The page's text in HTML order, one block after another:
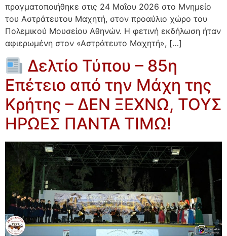
πραγματοποιήθηκε στις 24 Μαΐου 2026 στο Μνημείο
του Αστράτευτου Μαχητή, στον προαύλιο χώρο του
Πολεμικού Μουσείου Αθηνών. Η φετινή εκδήλωση ήταν
αφιερωμένη στον «Αστράτευτο Μαχητή», […]
Δελτίο Τύπου – 85η
Επέτειο από την Μάχη της
Κρήτης – ΔΕΝ ΞΕΧΝΩ, ΤΟΥΣ
ΗΡΩΕΣ ΠΑΝΤΑ ΤΙΜΩ!